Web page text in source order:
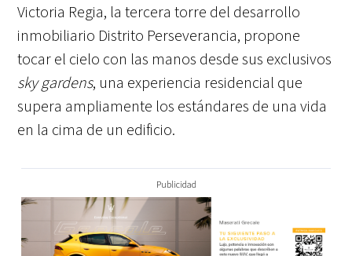
Victoria Regia, la tercera torre del desarrollo
inmobiliario Distrito Perseverancia, propone
tocar el cielo con las manos desde sus exclusivos
sky gardens, una experiencia residencial que
supera ampliamente los estándares de una vida
en la cima de un edificio.
Publicidad